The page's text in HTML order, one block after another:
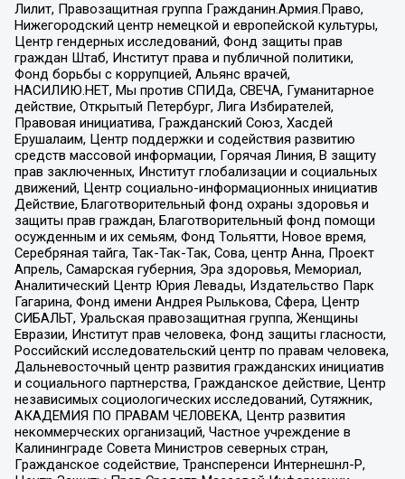
Лилит, Правозащитная группа Гражданин.Армия.Право,
Нижегородский центр немецкой и европейской культуры,
Центр гендерных исследований, Фонд защиты прав
граждан Штаб, Институт права и публичной политики,
Фонд борьбы с коррупцией, Альянс врачей,
НАСИЛИЮ.НЕТ, Мы против СПИДа, СВЕЧА, Гуманитарное
действие, Открытый Петербург, Лига Избирателей,
Правовая инициатива, Гражданский Союз, Хасдей
Ерушалаим, Центр поддержки и содействия развитию
средств массовой информации, Горячая Линия, В защиту
прав заключенных, Институт глобализации и социальных
движений, Центр социально-информационных инициатив
Действие, Благотворительный фонд охраны здоровья и
защиты прав граждан, Благотворительный фонд помощи
осужденным и их семьям, Фонд Тольятти, Новое время,
Серебряная тайга, Так-Так-Так, Сова, центр Анна, Проект
Апрель, Самарская губерния, Эра здоровья, Мемориал,
Аналитический Центр Юрия Левады, Издательство Парк
Гагарина, Фонд имени Андрея Рылькова, Сфера, Центр
СИБАЛЬТ, Уральская правозащитная группа, Женщины
Евразии, Институт прав человека, Фонд защиты гласности,
Российский исследовательский центр по правам человека,
Дальневосточный центр развития гражданских инициатив
и социального партнерства, Гражданское действие, Центр
независимых социологических исследований, Сутяжник,
АКАДЕМИЯ ПО ПРАВАМ ЧЕЛОВЕКА, Центр развития
некоммерческих организаций, Частное учреждение в
Калининграде Совета Министров северных стран,
Гражданское содействие, Трансперенси Интернешнл-Р,